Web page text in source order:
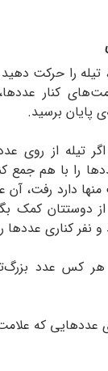
را حرکت دهید
کنار
پایان برسید.
اگر تیله از روی
را با هم جمع
دارد رفت، آن
از دوستتان کمک
و نفر کناری
هر کس عدد
که علامت